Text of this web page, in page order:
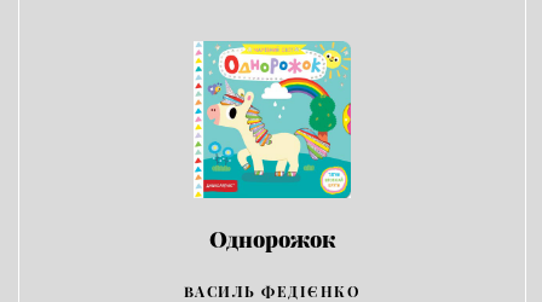
Однорожок
ВАСИЛЬ ФЕДІЄНКО